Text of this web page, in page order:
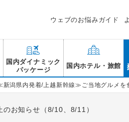
ウェブのお悩みガイド
国内ダイナミック
パッケージ
国内ホテル・旅館
新潟県内発着/上越新幹線≫ご当地グルメを
のお知らせ（8/10、8/11）